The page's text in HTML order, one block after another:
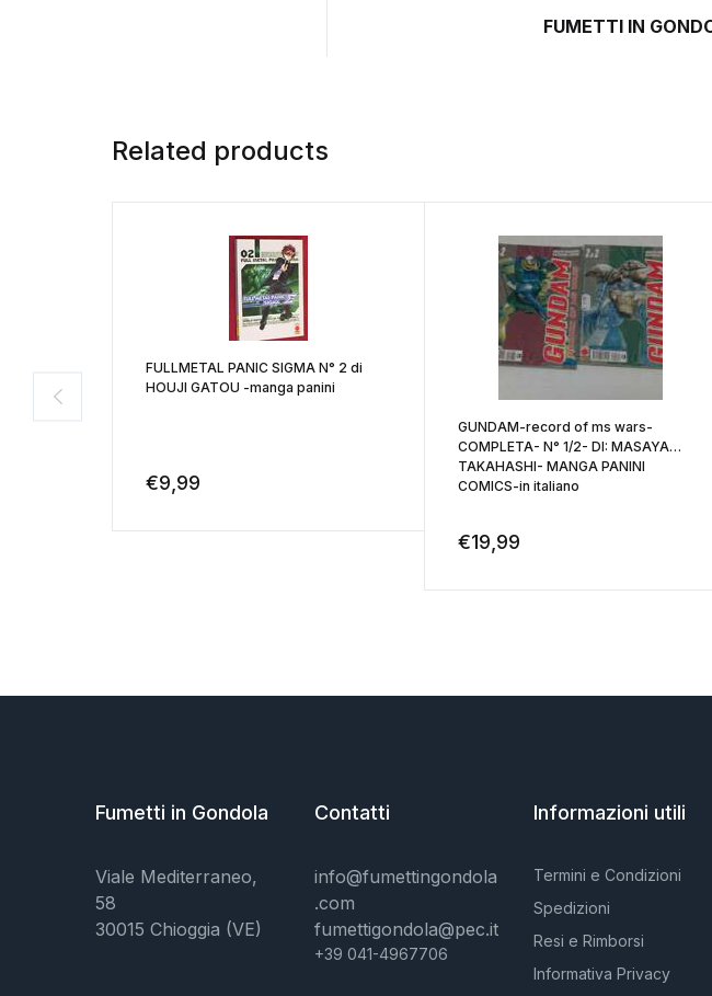
FUMETTI IN
Related products
FULLMETAL PANIC SIGMA N° 2 di
HOUJI GATOU -manga panini
€9,99
GUNDAM-record of ms wars-
COMPLETA- N° 1/2- DI: MASAYA
TAKAHASHI- MANGA PANINI
COMICS-in italiano
€19,99
Fumetti in Gondola
Viale Mediterraneo,
58
30015 Chioggia (VE)
Contatti
info@fumettingondola
.com
fumettigondola@pec.it
+39 041-4967706
Informazioni utili
Termini e Condizioni
Spedizioni
Resi e Rimborsi
Informativa Privacy